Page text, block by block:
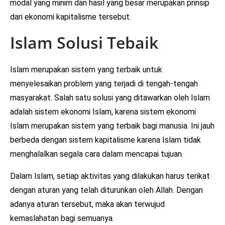
modal yang minim dan hasil yang besar merupakan prinsip
dari ekonomi kapitalisme tersebut.
Islam Solusi Tebaik
Islam merupakan sistem yang terbaik untuk
menyelesaikan problem yang terjadi di tengah-tengah
masyarakat. Salah satu solusi yang ditawarkan oleh Islam
adalah sistem ekonomi Islam, karena sistem ekonomi
Islam merupakan sistem yang terbaik bagi manusia. Ini jauh
berbeda dengan sistem kapitalisme karena Islam tidak
menghalalkan segala cara dalam mencapai tujuan.
Dalam Islam, setiap aktivitas yang dilakukan harus terikat
dengan aturan yang telah diturunkan oleh Allah. Dengan
adanya aturan tersebut, maka akan terwujud
kemaslahatan bagi semuanya.